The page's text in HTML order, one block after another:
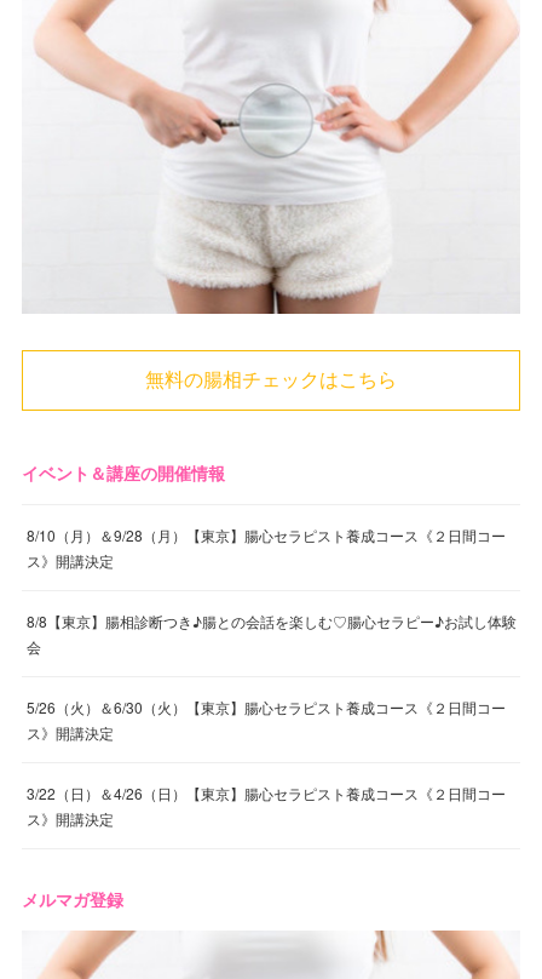
無料の腸相チェックはこちら
イベント＆講座の開催情報
8/10（月）＆9/28（月）【東京】腸心セラピスト養成コース《２日間コー
ス》開講決定
8/8【東京】腸相診断つき♪腸との会話を楽しむ♡腸心セラピー♪お試し体験
会
5/26（火）＆6/30（火）【東京】腸心セラピスト養成コース《２日間コー
ス》開講決定
3/22（日）＆4/26（日）【東京】腸心セラピスト養成コース《２日間コー
ス》開講決定
メルマガ登録